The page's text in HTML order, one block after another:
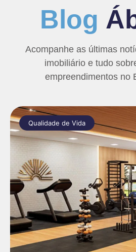
Blog
Acompanhe as últimas
imobiliário e tudo
empreendimentos no
Qualidade de Vida